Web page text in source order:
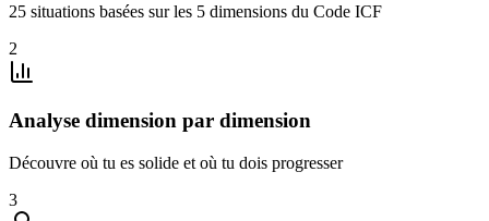
25 situations basées sur les 5 dimensions du Code ICF
2
Analyse dimension par dimension
Découvre où tu es solide et où tu dois progresser
3